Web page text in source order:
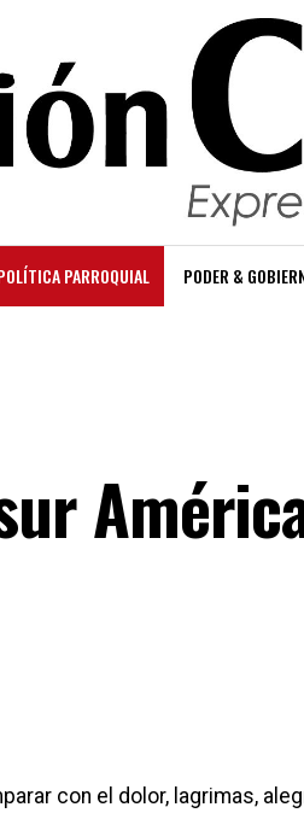
PARROQUIAL PODER &
con el dolor, lagrimas,